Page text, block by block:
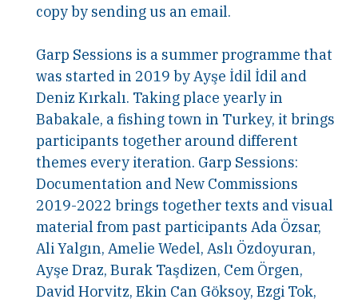
copy by sending us an email.
Garp Sessions is a summer programme that
was started in 2019 by Ayşe İdil İdil and
Deniz Kırkalı. Taking place yearly in
Babakale, a fishing town in Turkey, it brings
participants together around different
themes every iteration. Garp Sessions:
Documentation and New Commissions
2019-2022 brings together texts and visual
material from past participants Ada Özsar,
Ali Yalgın, Amelie Wedel, Aslı Özdoyuran,
Ayşe Draz, Burak Taşdizen, Cem Örgen,
David Horvitz, Ekin Can Göksoy, Ezgi Tok,